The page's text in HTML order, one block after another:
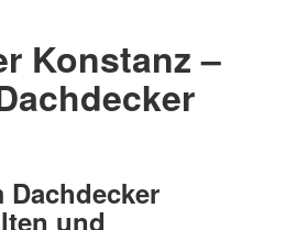
Konstanz –
und